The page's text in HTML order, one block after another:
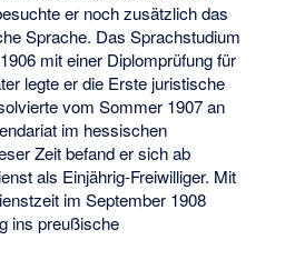
er noch zusätzlich das
Sprache. Das Sprachstudium
mit einer Diplomprüfung für
legte er die Erste juristische
vom Sommer 1907 an
im hessischen
Zeit befand er sich ab
als Einjährig-Freiwilliger. Mit
im September 1908
ins preußische